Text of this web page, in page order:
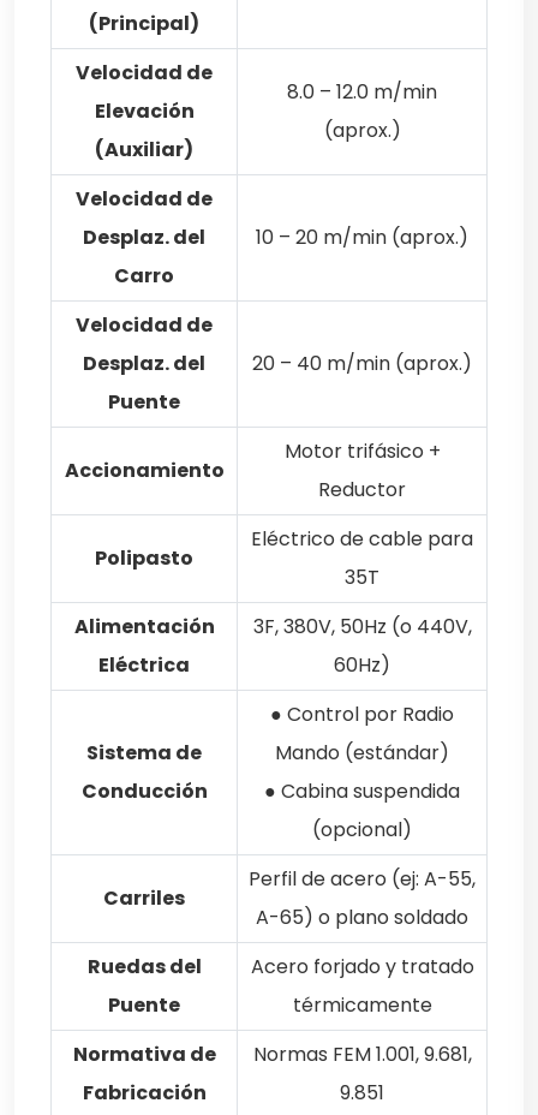
(Principal)
Velocidad de
Elevación
(Auxiliar)
8.0 – 12.0 m/min
(aprox.)
Velocidad de
Desplaz. del
Carro
10 – 20 m/min (aprox.)
Velocidad de
Desplaz. del
Puente
20 – 40 m/min (aprox.)
Accionamiento
Motor trifásico +
Reductor
Polipasto
Eléctrico de cable para
35T
Alimentación
Eléctrica
3F, 380V, 50Hz (o 440V,
60Hz)
Sistema de
Conducción
● Control por Radio
Mando (estándar)
● Cabina suspendida
(opcional)
Carriles
Perfil de acero (ej: A-55,
A-65) o plano soldado
Ruedas del
Puente
Acero forjado y tratado
térmicamente
Normativa de
Fabricación
Normas FEM 1.001, 9.681,
9.851